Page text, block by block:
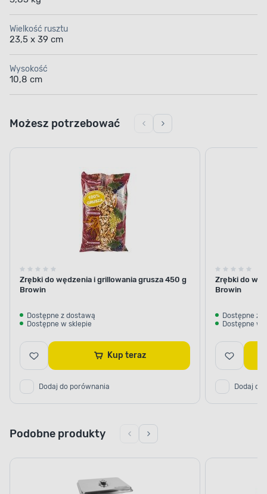
Wielkość rusztu
23,5 x 39 cm
Wysokość
10,8 cm
Możesz potrzebować
Zrębki do wędzenia i grillowania grusza 450 g
Browin
Dostępne z dostawą
Dostępne w sklepie
Kup teraz
Dodaj do porównania
Zrębki do
Browin
Dostępne z
Dostępne w
Dodaj do
Podobne produkty